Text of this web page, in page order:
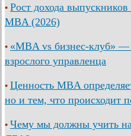
• Рост дохода
MBA (2026)
• «MBA vs бизнес-клуб» —
взрослого управленца
• Ценность MBA
но и тем, что происходит
• Чему мы должны учить